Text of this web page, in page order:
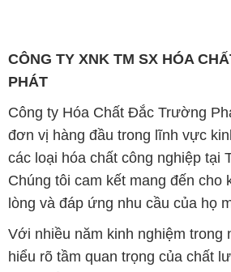
CÔNG TY XNK TM SX HÓA
PHÁT
Công ty Hóa Chất Đắc Trường
đơn vị hàng đầu trong lĩnh vực
các loại hóa chất công nghiệp tại
Chúng tôi cam kết mang đến cho
lòng và đáp ứng nhu cầu của họ
Với nhiều năm kinh nghiệm trong
hiểu rõ tầm quan trọng của chất